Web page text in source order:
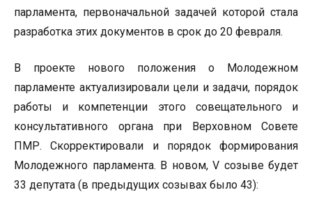
парламента, первоначальной задачей которой стала
разработка этих документов в срок до 20 февраля.
В проекте нового положения о Молодежном
парламенте актуализировали цели и задачи, порядок
работы и компетенции этого совещательного и
консультативного органа при Верховном Совете
ПМР. Скорректировали и порядок формирования
Молодежного парламента. В новом, V созыве будет
33 депутата (в предыдущих созывах было 43):